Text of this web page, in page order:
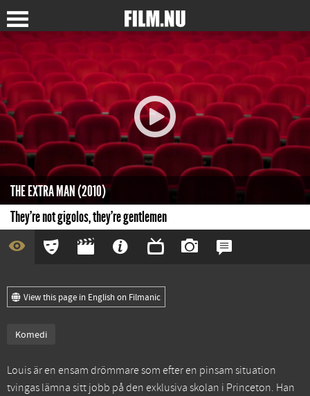
THE EXTRA MAN (2010)
They're not gigolos, they're gentlemen
View this page in English on Filmanic
Komedi
Louis är en ensam drömmare som efter en pinsam situation
tvingas lämna sitt jobb på den exklusiva skolan i Princeton. Han